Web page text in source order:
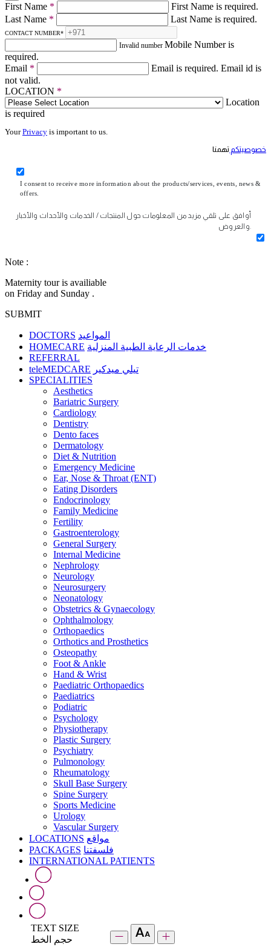
First Name *
First Name is required.
Last Name * Last Name is required.
CONTACT NUMBER*
Invalid number Mobile Number is
required.
Email * Email is required. Email id is
not valid.
LOCATION *
Location
is required
YourPrivacy is important to us.
خصوصيتكم تهمنا
I consent to receive more information about the products/services, events, news &
offers.
أوافق على تلقي مزيد من المعلومات حول المنتجات / الخدمات والأحداث والأخبار
والعروض.
Note :
Maternity tour is availiable
on Friday and Sunday .
SUBMIT
DOCTORS المواعيد
HOMECARE خدمات الرعاية الطبية المنزلية
REFERRAL
teleMEDCARE تيلي ميدكير
SPECIALITIES
Aesthetics
Bariatric Surgery
Cardiology
Dentistry
Dento faces
Dermatology
Diet & Nutrition
Emergency Medicine
Ear, Nose & Throat (ENT)
Eating Disorders
Endocrinology
Family Medicine
Fertility
Gastroenterology
General Surgery
Internal Medicine
Nephrology
Neurology
Neurosurgery
Neonatology
Obstetrics & Gynaecology
Ophthalmology
Orthopaedics
Orthotics and Prosthetics
Osteopathy
Foot & Ankle
Hand & Wrist
Paediatric Orthopaedics
Paediatrics
Podiatric
Psychology
Physiotherapy
Plastic Surgery
Psychiatry
Pulmonology
Rheumatology
Skull Base Surgery
Spine Surgery
Sports Medicine
Urology
Vascular Surgery
LOCATIONS مواقع
PACKAGES فلسفتنا
INTERNATIONAL PATIENTS
TEXT SIZE
حجم الخط